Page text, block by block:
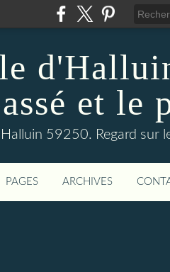
et le
59250. Regard sur
PAGES ARCHIVES